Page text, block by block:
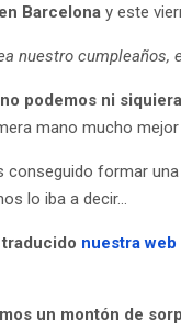
Barcelona y este
nuestro
podemos ni
mano mucho
formar una
lo iba a decir…
nuestra web
un montón de